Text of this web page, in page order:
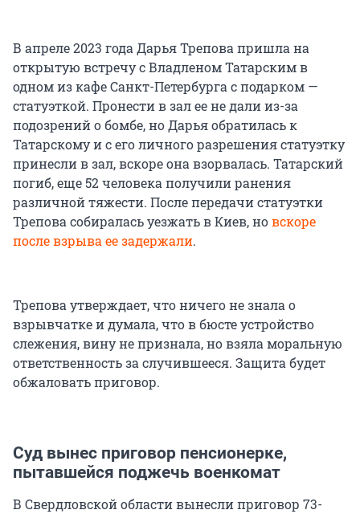
В апреле 2023 года Дарья Трепова пришла на
открытую встречу с Владленом Татарским в
одном из кафе Санкт-Петербурга с подарком —
статуэткой. Пронести в зал ее не дали из-за
подозрений о бомбе, но Дарья обратилась к
Татарскому и с его личного разрешения статуэтку
принесли в зал, вскоре она взорвалась. Татарский
погиб, еще 52 человека получили ранения
различной тяжести. После передачи статуэтки
Трепова собиралась уезжать в Киев, новскоре
после взрыва ее задержали.
Трепова утверждает, что ничего не знала о
взрывчатке и думала, что в бюсте устройство
слежения, вину не признала, но взяла моральную
ответственность за случившееся. Защита будет
обжаловать приговор.
Суд вынес приговор пенсионерке,
пытавшейся поджечь военкомат
В Свердловской области вынесли приговор 73-